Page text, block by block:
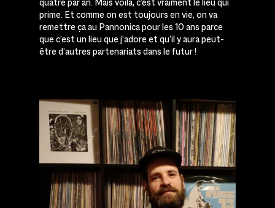
prime. Et comme on est toujours en vie, on va
remettre ça au Pannonica pour les 10 ans parce
que c’est un lieu que j’adore et qu’il y aura peut-
être d’autres partenariats dans le futur !